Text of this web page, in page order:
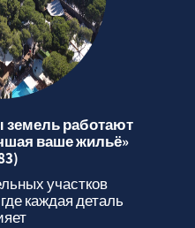
работают
ваше жильё»
участков
каждая деталь